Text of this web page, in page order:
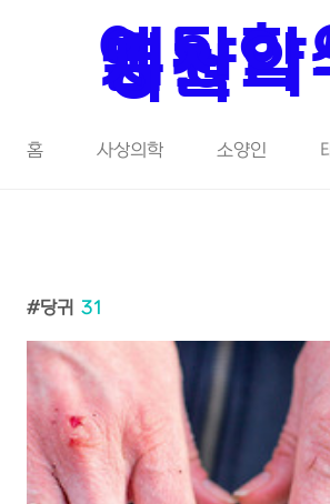
예당한
원 - 약
동원의
시작
홈 사상의학 소양인
당귀 31